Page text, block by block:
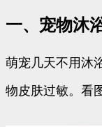
一、宠物沐
萌宠几天不用沐
物皮肤过敏。看